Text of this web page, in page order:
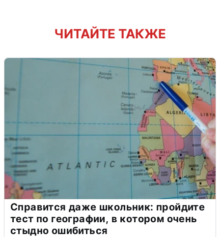
ЧИТАЙТЕ ТАКЖЕ
Справится даже школьник: пройдите
тест по географии, в котором очень
стыдно ошибиться